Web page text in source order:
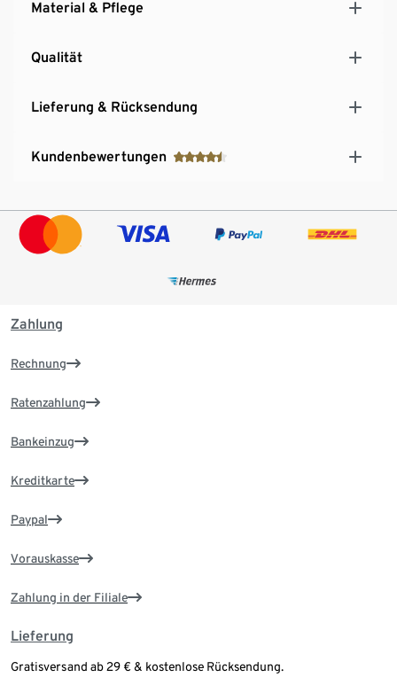
Material & Pflege
Qualität
Lieferung & Rücksendung
Kundenbewertungen
Zahlung
Rechnung
Ratenzahlung
Bankeinzug
Kreditkarte
Paypal
Vorauskasse
Zahlung in der Filiale
Lieferung
Gratisversand ab 29 € & kostenlose Rücksendung.